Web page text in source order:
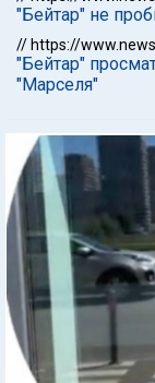
"Бейтар" не
// https://
"Бейтар"
"Марселя"